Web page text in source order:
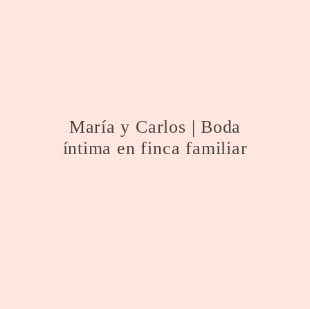
María y Carlos | Boda
íntima en finca familiar